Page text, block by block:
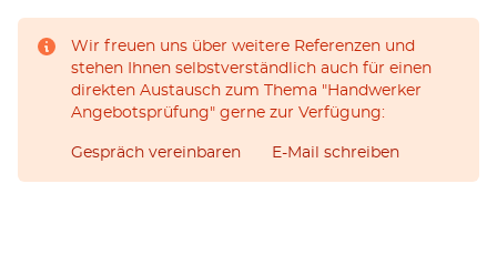
Wir freuen uns über weitere Referenzen und
stehen Ihnen selbstverständlich auch für einen
direkten Austausch zum Thema "Handwerker
Angebotsprüfung" gerne zur Verfügung:
Gespräch vereinbaren E-Mail schreiben